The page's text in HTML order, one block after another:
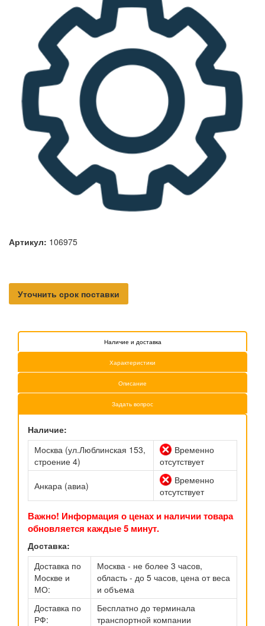
Артикул: 106975
Уточнить срок поставки
Наличие и доставка
Характеристики
Описание
Задать вопрос
Наличие:
Москва (ул.Люблинская 153,
строение 4)
Временно
отсутствует
Анкара (авиа)
Временно
отсутствует
Важно! Информация о ценах и наличии товара
обновляется каждые 5 минут.
Доставка:
Доставка по
Москве и
МО:
Москва - не более 3 часов,
область - до 5 часов, цена от веса
и объема
Доставка по
РФ:
Бесплатно до терминала
транспортной компании